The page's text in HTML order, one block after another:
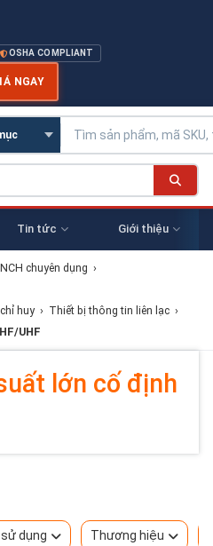
OSHA COMPLIANT
NGAY
Tin tức Giới thiệu
chuyên dụng ›
huy › Thiết bị thông tin liên lạc ›
UHF
lớn cố định
dụng Thương hiệu